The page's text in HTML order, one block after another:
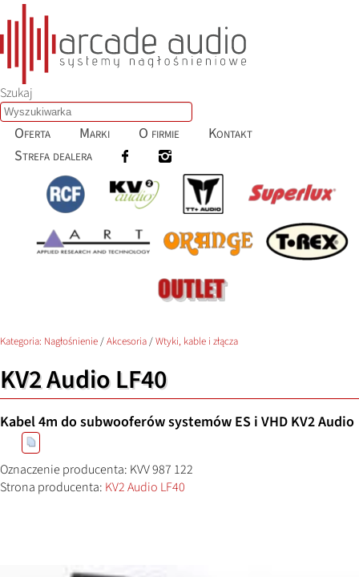
Szukaj
Oferta Marki O firmie
Kontakt
Strefa dealera
Kategoria: Nagłośnienie/Akcesoria/Wtyki, kable i złącza
KV2 Audio LF40
Kabel 4m do subwooferów systemów ES i VHD KV2 Audio
Oznaczenie producenta: KVV 987 122
Strona producenta: KV2 Audio LF40